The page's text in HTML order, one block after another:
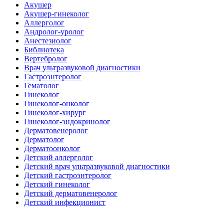
Акушер
Акушер-гинеколог
Аллерголог
Андролог-уролог
Анестезиолог
Библиотека
Вертебролог
Врач ультразвуковой диагностики
Гастроэнтеролог
Гематолог
Гинеколог
Гинеколог-онколог
Гинеколог-хирург
Гинеколог-эндокринолог
Дерматовенеролог
Дерматолог
Дерматоонколог
Детский аллерголог
Детский врач ультразвуковой диагностики
Детский гастроэнтеролог
Детский гинеколог
Детский дерматовенеролог
Детский инфекционист